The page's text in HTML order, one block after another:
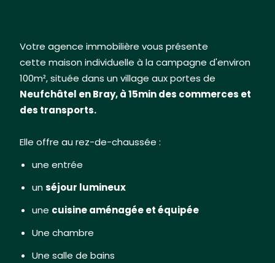
Votre agence immobilière vous présente
cette maison individuelle à la campagne d'environ
100m², située dans un village aux portes de
Neufchâtel en Bray, à 15min des commerces et
des transports.
Elle offre au rez-de-chaussée :
une entrée
unséjour lumineux
une cuisine aménagée et équipée
Une chambre
Une salle de bains